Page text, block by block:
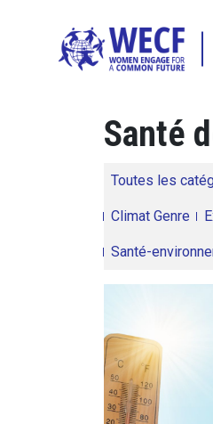
Santé
Toutes les
Climat Genre
Santé-